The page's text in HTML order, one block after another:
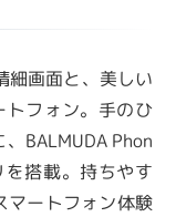
細画面と、美しい
トフォン。手のひ
BALMUDA Phon
搭載。持ちやす
マートフォン体験